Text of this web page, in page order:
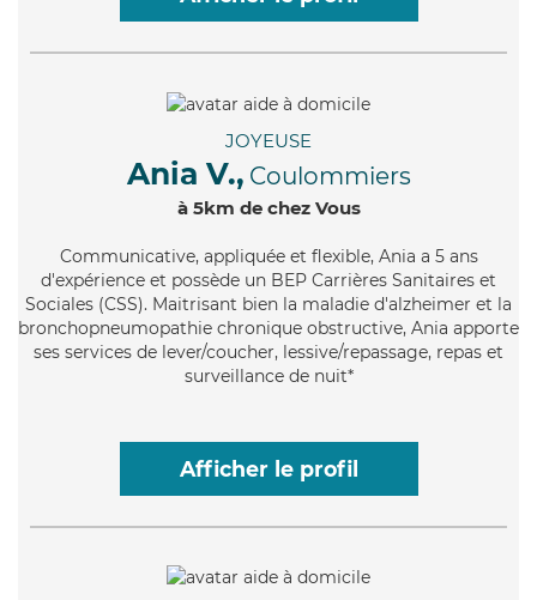
JOYEUSE
Ania V., Coulommiers
à 5km de chez Vous
Communicative, appliquée et flexible, Ania a 5 ans
d'expérience et possède un BEP Carrières Sanitaires et
Sociales (CSS). Maitrisant bien la maladie d'alzheimer et la
bronchopneumopathie chronique obstructive, Ania apporte
ses services de lever/coucher, lessive/repassage, repas et
surveillance de nuit*
Afficher le profil